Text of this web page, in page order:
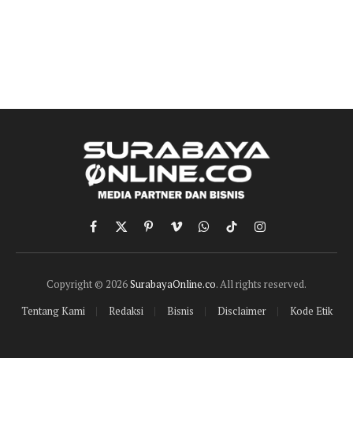
Facebook
X
(Twitter)
PinterestVimeoWhatsApp
TikTokInstagram
Copyright © 2026SurabayaOnline.co. All rights reserved.
Tentang Kami
Redaksi Bisnis Disclaimer Kode Etik